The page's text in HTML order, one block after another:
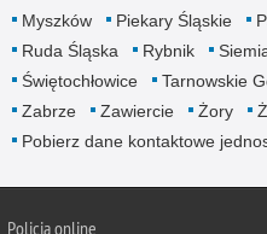
Myszków
Piekary Śląskie
Ruda Śląska
Rybnik
Świętochłowice
Tarnowskie
Zabrze
Zawiercie Żory
Pobierz dane kontaktowe
Policja online